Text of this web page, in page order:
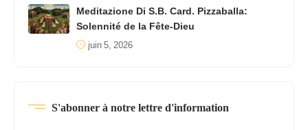
Meditazione Di S.B. Card. Pizzaballa:
Solennité de la Fête-Dieu
juin 5, 2026
S'abonner à notre lettre d'information